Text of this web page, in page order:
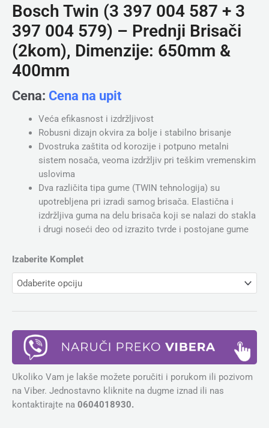
Bosch Twin (3 397 004 587 + 3
397 004 579) – Prednji Brisači
(2kom), Dimenzije: 650mm &
400mm
Cena: Cena na upit
Veća efikasnost i izdržljivost
Robusni dizajn okvira za bolje i stabilno brisanje
Dvostruka zaštita od korozije i potpuno metalni
sistem nosača, veoma izdržljiv pri teškim vremenskim
uslovima
Dva različita tipa gume (TWIN tehnologija) su
upotrebljena pri izradi samog brisača. Elastična i
izdržljiva guma na delu brisača koji se nalazi do stakla
i drugi noseći deo od izrazito tvrde i postojane gume
Izaberite Komplet
Ukoliko Vam je lakše možete poručiti i porukom ili pozivom
na Viber. Jednostavno kliknite na dugme iznad ili nas
kontaktirajte na 0604018930.